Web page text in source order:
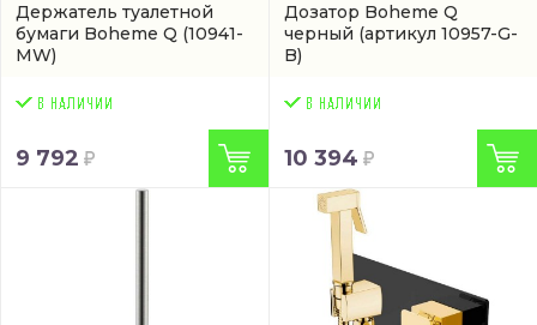
Держатель туалетной
бумаги Boheme Q (10941-
MW)
9 792
Дозатор Boheme Q
черный (артикул 10957-G-
B)
10 394